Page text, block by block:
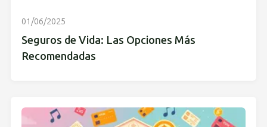
01/06/2025
Seguros de Vida: Las Opciones Más
Recomendadas